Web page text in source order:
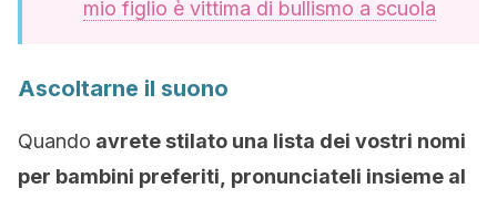
mio figlio è vittima di bullismo a scuola
Ascoltarne il suono
Quando avrete stilato una lista dei vostri nomi
per bambini preferiti, pronunciateli insieme al